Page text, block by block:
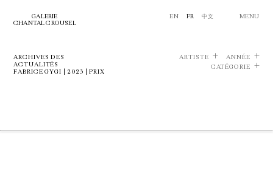
GALERIE
CHANTAL CROUSEL
EN FR 中文 MENU
ARCHIVES DES
ACTUALITÉS
FABRICE GYGI | 2023 | PRIX
ARTISTE
ANNÉE
CATÉGORIE